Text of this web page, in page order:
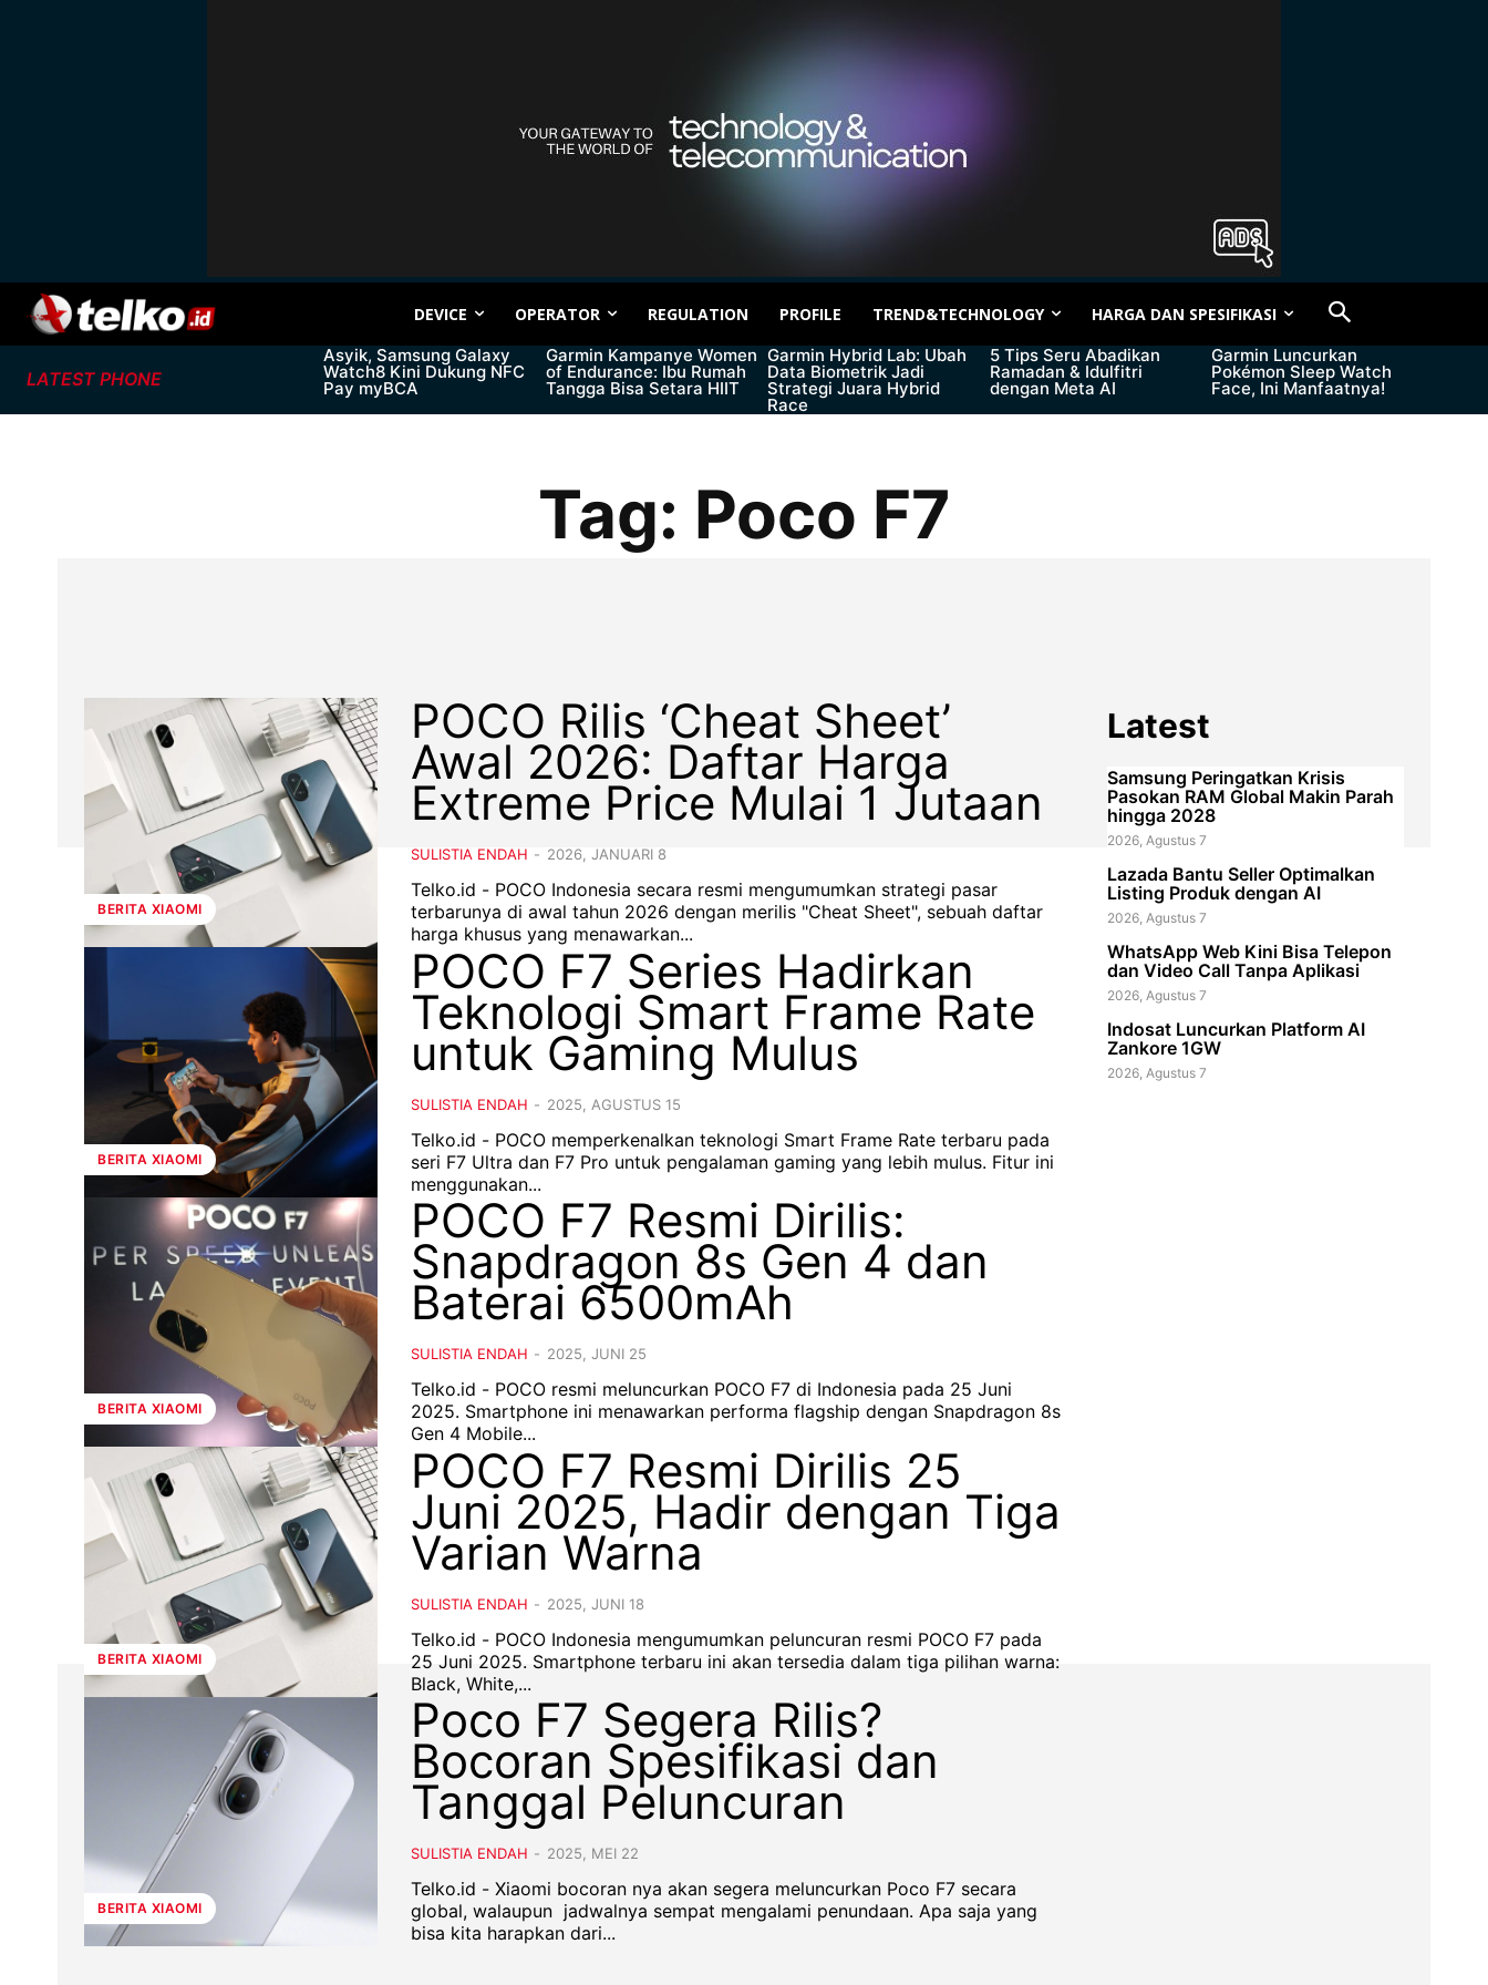
DEVICE OPERATOR REGULATION PROFILE TREND&TECHNOLOGY HARGA DAN SPESIFIKASI
LATEST PHONE
Asyik, Samsung Galaxy
Watch8 Kini Dukung NFC
Pay myBCA
Garmin Kampanye Women
of Endurance: Ibu Rumah
Tangga Bisa Setara HIIT
Garmin Hybrid Lab: Ubah
Data Biometrik Jadi
Strategi Juara Hybrid
Race
5 Tips Seru Abadikan
Ramadan & Idulfitri
dengan Meta AI
Garmin Luncurkan
Pokémon Sleep Watch
Face, Ini Manfaatnya!
Tag: Poco F7
BERITA XIAOMI
POCO Rilis ‘Cheat Sheet’
Awal 2026: Daftar Harga
Extreme Price Mulai 1 Jutaan
SULISTIA ENDAH - 2026, JANUARI 8
Telko.id - POCO Indonesia secara resmi mengumumkan strategi pasar
terbarunya di awal tahun 2026 dengan merilis "Cheat Sheet", sebuah daftar
harga khusus yang menawarkan...
BERITA XIAOMI
POCO F7 Series Hadirkan
Teknologi Smart Frame Rate
untuk Gaming Mulus
SULISTIA ENDAH - 2025, AGUSTUS 15
Telko.id - POCO memperkenalkan teknologi Smart Frame Rate terbaru pada
seri F7 Ultra dan F7 Pro untuk pengalaman gaming yang lebih mulus. Fitur ini
menggunakan...
BERITA XIAOMI
POCO F7 Resmi Dirilis:
Snapdragon 8s Gen 4 dan
Baterai 6500mAh
SULISTIA ENDAH - 2025, JUNI 25
Telko.id - POCO resmi meluncurkan POCO F7 di Indonesia pada 25 Juni
2025. Smartphone ini menawarkan performa flagship dengan Snapdragon 8s
Gen 4 Mobile...
BERITA XIAOMI
POCO F7 Resmi Dirilis 25
Juni 2025, Hadir dengan Tiga
Varian Warna
SULISTIA ENDAH - 2025, JUNI 18
Telko.id - POCO Indonesia mengumumkan peluncuran resmi POCO F7 pada
25 Juni 2025. Smartphone terbaru ini akan tersedia dalam tiga pilihan warna:
Black, White,...
BERITA XIAOMI
Poco F7 Segera Rilis?
Bocoran Spesifikasi dan
Tanggal Peluncuran
SULISTIA ENDAH - 2025, MEI 22
Telko.id - Xiaomi bocoran nya akan segera meluncurkan Poco F7 secara
global, walaupun jadwalnya sempat mengalami penundaan. Apa saja yang
bisa kita harapkan dari...
Latest
Samsung Peringatkan Krisis
Pasokan RAM Global Makin Parah
hingga 2028
2026, Agustus 7
Lazada Bantu Seller Optimalkan
Listing Produk dengan AI
2026, Agustus 7
WhatsApp Web Kini Bisa Telepon
dan Video Call Tanpa Aplikasi
2026, Agustus 7
Indosat Luncurkan Platform AI
Zankore 1GW
2026, Agustus 7